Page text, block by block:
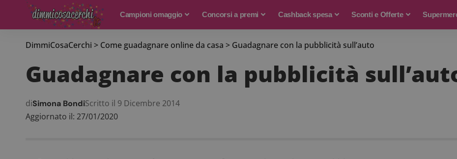
Campioni omaggio Concorsi a premi Cashback spesa Sconti e Offerte
DimmiCosaCerchi > Come guadagnare online da casa > Guadagnare con la pubblicità sull’auto
Guadagnare con la pubblicità
Aggiornato il: 27/01/2020
diSimona BondiScritto il 9 Dicembre 2014